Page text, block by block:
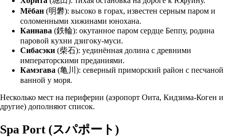
Мёбан (明礬): высоко в горах, известен серным паром и
соломенными хижинами юнохана.
Каннава (鉄輪): окутанное паром сердце Беппу, родина
паровой кухни дзигоку-муси.
Сибасэки (柴石): уединённая долина с древними
императорскими преданиями.
Камэгава (亀川): северный приморский район с песчаной
ванной у моря.
Несколько мест на периферии (аэропорт Оита, Кидзима-Коген и
другие) дополняют список.
Spa Port (スパポート)